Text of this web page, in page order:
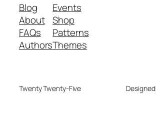
Blog
About
FAQs
Authors
Events
Shop
Patterns
Themes
Twenty Twenty-Five